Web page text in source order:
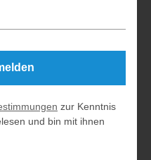
zur Kenntnis
und bin mit ihnen